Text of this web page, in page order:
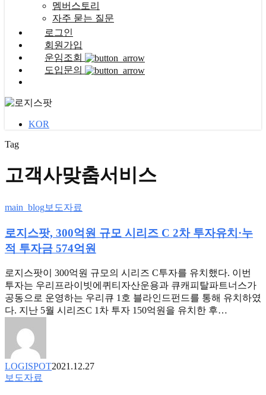
멤버스토리
자주 묻는 질문
로그인
회원가입
운임조회
도입문의
KOR
Tag
고객사맞춤서비스
로
스
팟,
300
억
원
규
모
시
2
차
main_blog보도자료
로지스팟, 300억원 규모 시리즈 C 2차 투자유치 ·누
적 투자금 574억원
로지스팟이 300억원 규모의 시리즈 C투자를 유치했다. 이번
투자는 우리프라이빗에퀴티자산운용과 큐캐피탈파트너스가
공동으로 운영하는 우리큐 1호 블라인드펀드를 통해 유치하였
다. 지난 5월 시리즈C 1차 투자 150억원을 유치한 후…
LOGISPOT2021.12.27
물
보도자료